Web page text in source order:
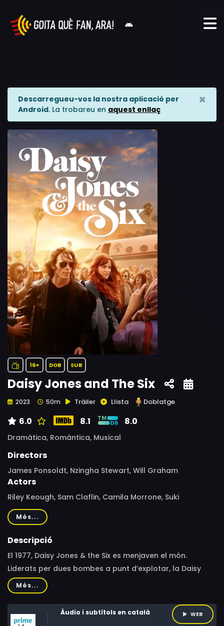
Descarregueu-vos la nostra aplicació per
Android. La trobareu en aquest enllaç
×
16+ DOB SUB
Daisy Jones and The Six
2023 50m Tràiler Llista Doblatge
6.0 8.1 8.0
Dramàtica, Romàntica, Musical
Directors
James Ponsoldt, Nzingha Stewart, Will Graham
Actors
Riley Keough, Sam Claflin, Camila Morrone, Suki
Waterhouse, William Harrison, Josh Whitehouse,
Sebastian Chacon, Nabiyah Be, Tom Wright, Timothy
Olyphant, Will Harrison
Més...
Descripció
El 1977, Daisy Jones & the Six es menjaven el món.
Liderats per dues bombes a punt d’explotar, la Daisy
Jones i en Billy Dunne, havien passat del no-res a la
fama. Però després d’esgotar les entrades d’un concert
a Chicago, es van separar. Dècades més tard, els
membres del grup decideixen explicar la veritat.
Més...
Àudio i subtítols en català WEB